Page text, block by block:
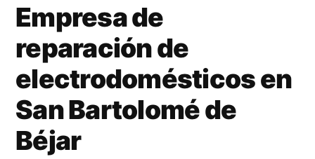
Empresa de
reparación de
electrodomésticos en
San Bartolomé de
Béjar